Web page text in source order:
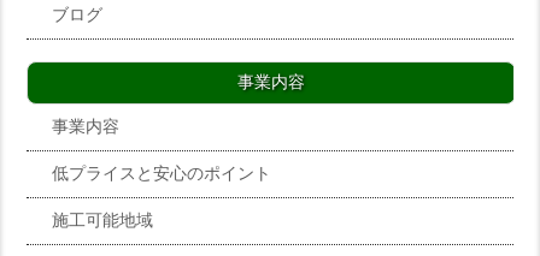
ブログ
事業内容
事業内容
低プライスと安心のポイント
施工可能地域